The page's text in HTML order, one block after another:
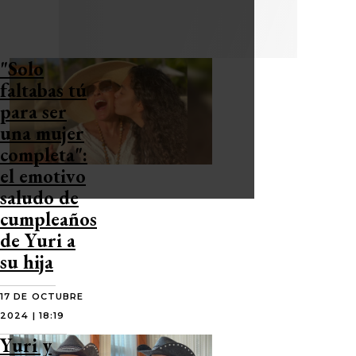
"Solo
faltabas tú
para ser
una mujer
completa":
el emotivo
saludo de
cumpleaños
de Yuri a
su hija
17 DE OCTUBRE
2024 | 18:19
Yuri y